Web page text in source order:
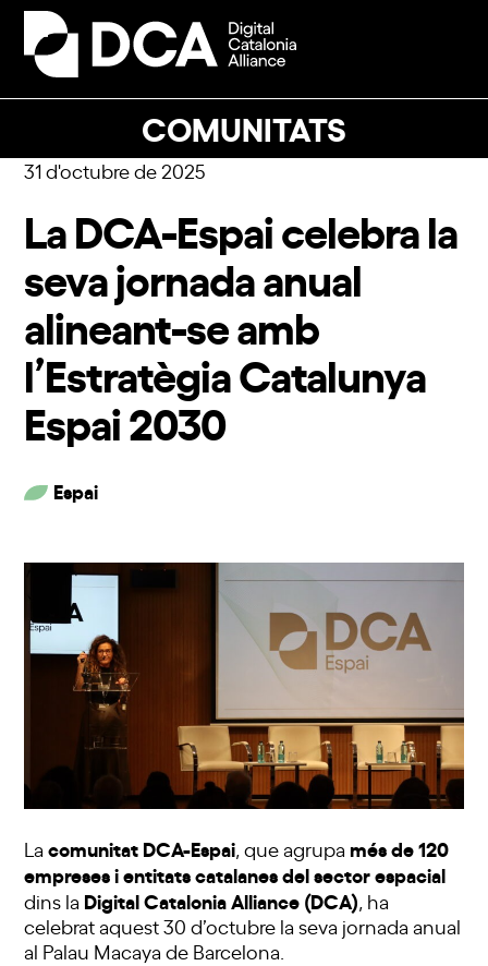
Skip
content
COMUNITATS
Open
mobile
Close
mobile
31 d'octubre de 2025
La DCA-Espai celebra la
seva jornada anual
alineant-se amb
l’Estratègia Catalunya
Espai 2030
Espai
La comunitat DCA-Espai, que agrupa més de 120
empreses i entitats catalanes del sector espacial
dins la Digital Catalonia Alliance (DCA), ha
celebrat aquest 30 d’octubre la seva jornada anual
al Palau Macaya de Barcelona.